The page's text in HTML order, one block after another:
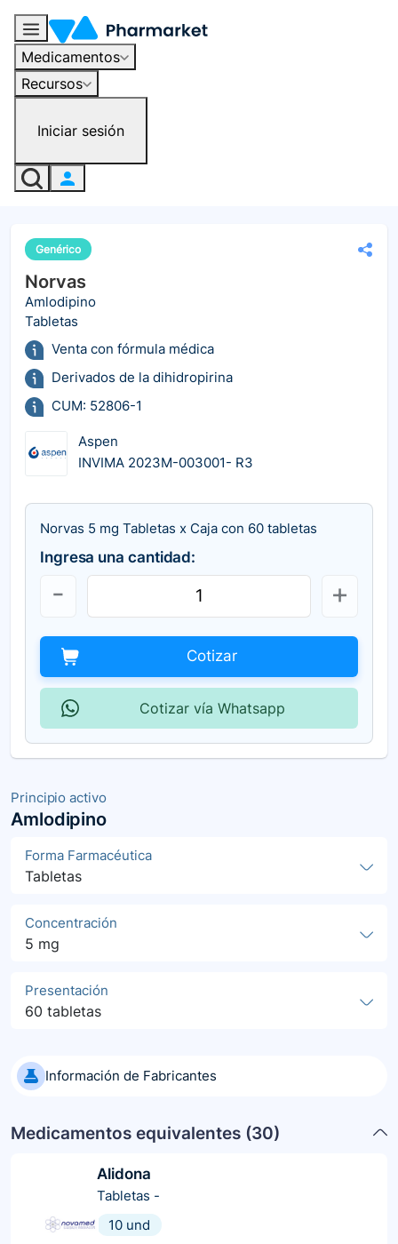
Medicamentos
Recursos
Iniciar sesión
Principio activo
Amlodipino
Forma Farmacéutica
Tabletas
Concentración
5 mg
Presentación
60 tabletas
Información de Fabricantes
Medicamentos equivalentes (30)
Alidona
Tabletas -
10 und
Genérico
Norvas
Amlodipino
Tabletas
Venta con fórmula médica
Derivados de la dihidropirina
CUM: 52806-1
Aspen
INVIMA 2023M-003001- R3
Norvas 5 mg Tabletas x Caja con 60 tabletas
Ingresa una cantidad:
Cotizar
Cotizar vía Whatsapp